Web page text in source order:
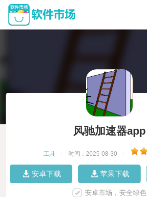
风驰加速器app
工具 时间：2025-08-30
安卓下载 苹果下载
安卓市场，安全绿色